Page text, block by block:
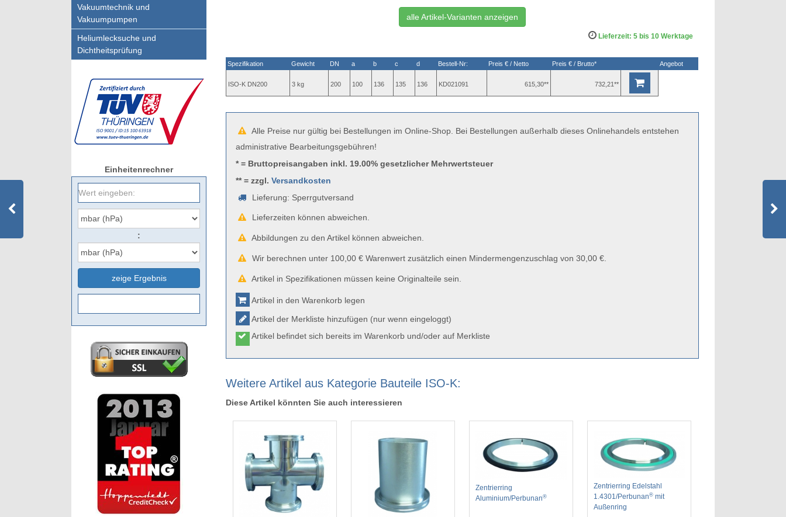
Vakuumtechnik und
Vakuumpumpen
Heliumlecksuche und
Dichtheitsprüfung
Einheitenrechner
:
zeige Ergebnis
alle Artikel-Varianten anzeigen
Lieferzeit: 5 bis 10 Werktage
Spezifikation Gewicht DN a b c d Bestell-Nr: Preis € / Netto Preis € / Brutto* Angebot
ISO-K DN200 3 kg 200 100 136 135 136 KD021091 615,30** 732,21**
Alle Preise nur gültig bei Bestellungen im Online-Shop. Bei Bestellungen außerhalb dieses Onlinehandels entstehen
administrative Bearbeitungsgebühren!
* = Bruttopreisangaben inkl. 19.00% gesetzlicher Mehrwertsteuer
** = zzgl.Versandkosten
Lieferung: Sperrgutversand
Lieferzeiten können abweichen.
Abbildungen zu den Artikel können abweichen.
Wir berechnen unter 100,00 € Warenwert zusätzlich einen Mindermengenzuschlag von 30,00 €.
Artikel in Spezifikationen müssen keine Originalteile sein.
Artikel in den Warenkorb legen
Artikel der Merkliste hinzufügen (nur wenn eingeloggt)
Artikel befindet sich bereits im Warenkorb und/oder auf Merkliste
Weitere Artikel aus Kategorie Bauteile ISO-K:
Diese Artikel könnten Sie auch interessieren
Zentrierring
Aluminium/Perbunan®
Zentrierring Edelstahl
1.4301/Perbunan® mit
Außenring